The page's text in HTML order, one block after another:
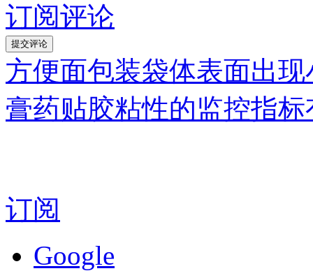
订阅评论
方便面包装袋体表面出
膏药贴胶粘性的监控指
订阅
Google